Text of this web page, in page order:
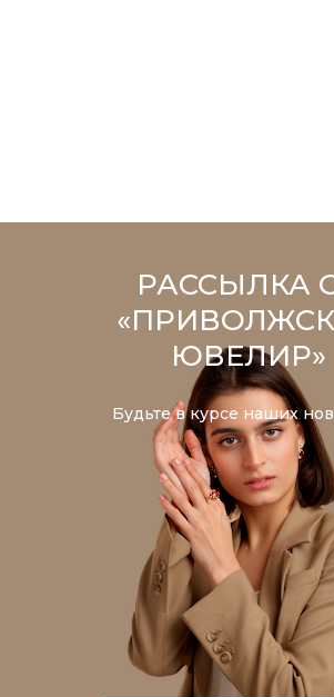
РАССЫЛКА
ЮВЕЛИР»
Будьте в курсе наших